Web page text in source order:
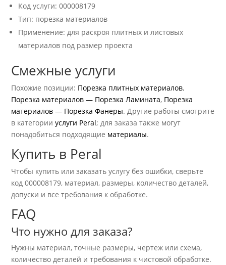
Код услуги: 000008179
Тип: порезка материалов
Применение: для раскроя плитных и листовых
материалов под размер проекта
Смежные услуги
Похожие позиции: Порезка плитных материалов,
Порезка материалов — Порезка Ламината, Порезка
материалов — Порезка Фанеры. Другие работы смотрите
в категорииуслуги Peral; для заказа также могут
понадобиться подходящие материалы.
Купить в Peral
Чтобы купить или заказать услугу без ошибки, сверьте
код 000008179, материал, размеры, количество деталей,
допуски и все требования к обработке.
FAQ
Что нужно для заказа?
Нужны материал, точные размеры, чертеж или схема,
количество деталей и требования к чистовой обработке.